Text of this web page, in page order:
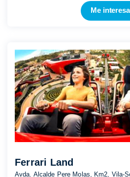
Me interesa
Ferrari Land
Avda. Alcalde Pere Molas, Km2, Vila-